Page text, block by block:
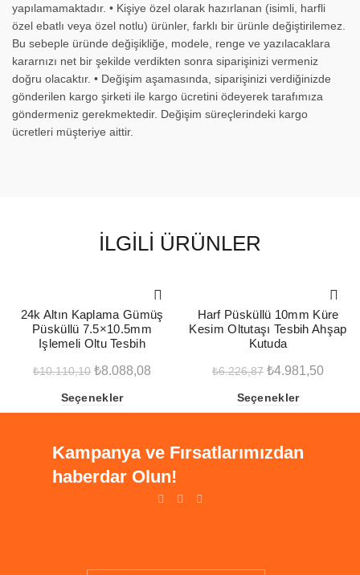
yapılamamaktadır. • Kişiye özel olarak hazırlanan (isimli, harfli
özel ebatlı veya özel notlu) ürünler, farklı bir ürünle değiştirilemez.
Bu sebeple üründe değişikliğe, modele, renge ve yazılacaklara
kararnızı net bir şekilde verdikten sonra siparişinizi vermeniz
doğru olacaktır. • Değişim aşamasında, siparişinizi verdiğinizde
gönderilen kargo şirketi ile kargo ücretini ödeyerek tarafımıza
göndermeniz gerekmektedir. Değişim süreçlerindeki kargo
ücretleri müşteriye aittir.
İLGILI ÜRÜNLER
24k Altın Kaplama Gümüş
Püsküllü 7.5×10.5mm
Işlemeli Oltu Tesbih
₺10.110,10 Orijinal
₺10.110,10.
₺8.088,08
fiyat:
Seçenekler
Harf Püsküllü 10mm Küre
Kesim Oltutaşı Tesbih Ahşap
Kutuda
₺6.226,87 Orijinal
₺6.226,87.
₺4.981,50Şu
fiyat:
Seçenekler
Kampanya ve Fırsatlarımızdan
haberdar Olun!